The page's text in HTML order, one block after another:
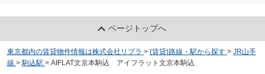
ページトップへ
東京都内の賃貸物件情報は株式会社リブラ > (賃貸)路線・駅から探す > JR山手
線 > 駒込駅 > AIFLAT文京本駒込 アイフラット文京本駒込